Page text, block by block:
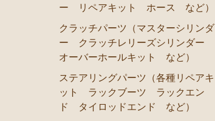
ウエザーストリップ ワイヤー類
エアコン ヒーター関係
ソアラ GZ20 MZ20 MZ21
エンジンパーツ 7M-GTEU MZ20 MZ21
ー リペアキット ホース など）
クラッチパーツ（マスターシリンダ
ー クラッチレリーズシリンダー
オーバーホールキット など）
ステアリングパーツ（各種リペアキ
ット ラックブーツ ラックエン
ド タイロッドエンド など）